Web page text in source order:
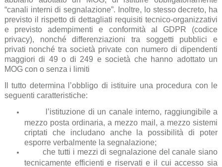
“canali interni di segnalazione”. Inoltre, lo stesso decreto, ha
previsto il rispetto di dettagliati requisiti tecnico-organizzativi
e previsto adempimenti e conformità al GDPR (codice
privacy), nonché differenziazioni tra soggetti pubblici e
privati nonché tra società private con numero di dipendenti
maggiori di 49 o di 249 e società che hanno adottato un
MOG con o senza i limiti
Il tutto determina l’obbligo di istituire una procedura con le
seguenti caratteristiche:
l’istituzione di un canale interno, raggiungibile a
mezzo posta ordinaria, a mezzo mail, a mezzo sistemi
criptati che includano anche la possibilità di poter
esporre verbalmente la segnalazione;
che tutti i mezzi di segnalazione del canale siano
tecnicamente efficienti e riservati e il cui accesso sia